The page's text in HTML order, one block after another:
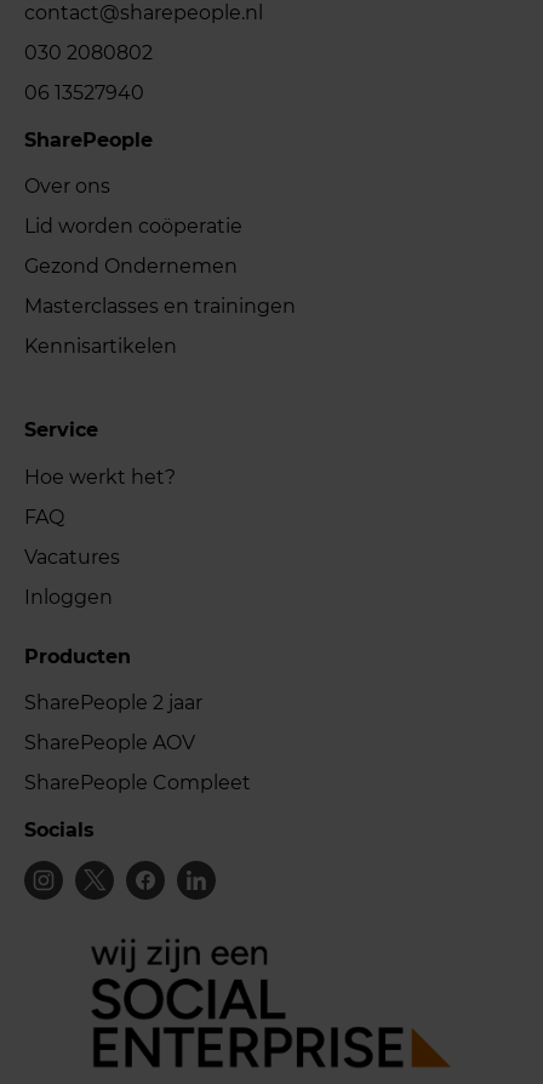
contact@sharepeople.nl
030 2080802
06 13527940
SharePeople
Over ons
Lid worden coöperatie
Gezond Ondernemen
Masterclasses en trainingen
Kennisartikelen
Service
Hoe werkt het?
FAQ
Vacatures
Inloggen
Producten
SharePeople 2 jaar
SharePeople AOV
SharePeople Compleet
Socials